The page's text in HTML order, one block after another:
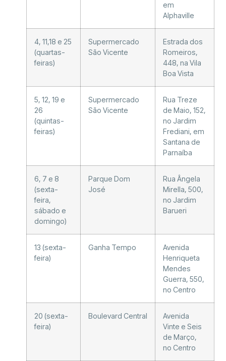
em
Alphaville
4, 11,18 e 25
(quartas-
feiras)
Supermercado
São Vicente
Estrada dos
Romeiros,
448, na Vila
Boa Vista
5, 12, 19 e
26
(quintas-
feiras)
Supermercado
São Vicente
Rua Treze
de Maio, 152,
no Jardim
Frediani, em
Santana de
Parnaíba
6, 7 e 8
(sexta-
feira,
sábado e
domingo)
Parque Dom
José
Rua Ângela
Mirella, 500,
no Jardim
Barueri
13 (sexta-
feira)
Ganha Tempo
Avenida
Henriqueta
Mendes
Guerra, 550,
no Centro
20 (sexta-
feira)
Boulevard Central
Avenida
Vinte e Seis
de Março,
no Centro